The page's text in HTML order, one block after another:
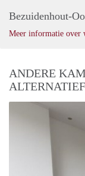
Bezuidenhout-
Meer informatie over
ANDERE